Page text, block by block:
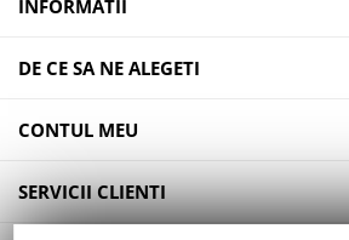
INFORMATII
DE CE SA NE ALEGETI
CONTUL MEU
SERVICII CLIENTI